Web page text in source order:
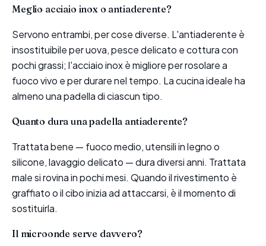
Meglio acciaio inox o antiaderente?
Servono entrambi, per cose diverse. L'antiaderente è
insostituibile per uova, pesce delicato e cottura con
pochi grassi; l'acciaio inox è migliore per rosolare a
fuoco vivo e per durare nel tempo. La cucina ideale ha
almeno una padella di ciascun tipo.
Quanto dura una padella antiaderente?
Trattata bene — fuoco medio, utensili in legno o
silicone, lavaggio delicato — dura diversi anni. Trattata
male si rovina in pochi mesi. Quando il rivestimento è
graffiato o il cibo inizia ad attaccarsi, è il momento di
sostituirla.
Il microonde serve davvero?